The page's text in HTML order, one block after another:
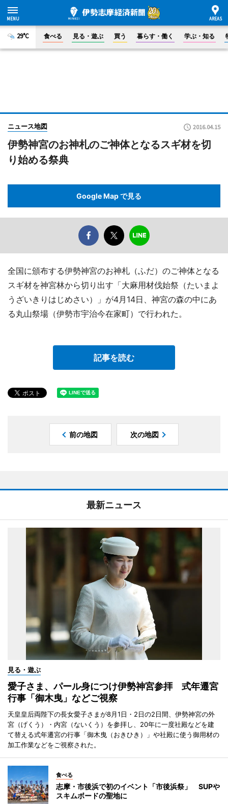
29°C 食べる 見る・遊ぶ 買う 暮らす・働く 学ぶ・知る
ニュース地図 2016.04.15
伊勢神宮のお神札のご神体となるスギ材を切
り始める祭典
Google Map で見る
全国に頒布する伊勢神宮のお神札（ふだ）のご神体となる
スギ材を神宮林から切り出す「大麻用材伐始祭（たいまよ
うざいきりはじめさい）」が4月14日、神宮の森の中にあ
る丸山祭場（伊勢市宇治今在家町）で行われた。
記事を読む
前の地図 次の地図
最新ニュース
見る・遊ぶ
愛子さま、パール身につけ伊勢神宮参拝 式年遷宮
行事「御木曳」などご視察
天皇皇后両陛下の長女愛子さまが8月1日・2日の2日間、伊勢神宮の外
宮（げくう）・内宮（ないくう）を参拝し、20年に一度社殿などを建
て替える式年遷宮の行事「御木曳（おきひき）」や社殿に使う御用材の
加工作業などをご視察された。
食べる
志摩・市後浜で初のイベント「市後浜祭」 SUPや
スキムボードの聖地に